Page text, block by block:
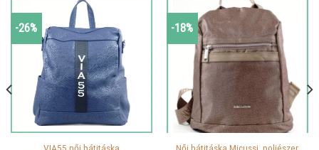
-26%
VIA55 női hátitáska
-18%
Női hátitáska Micussi, poliészer,